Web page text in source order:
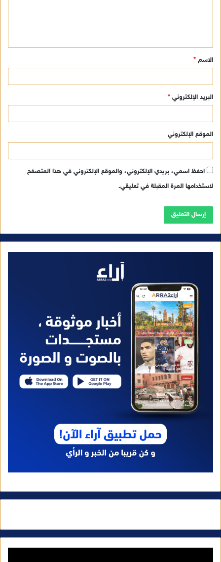
ق
*
الاسم *
البريد الإلكتروني *
الموقع الإلكتروني
احفظ اسمي، بريدي الإلكتروني، والموقع الإلكتروني في هذا المتصفح
لاستخدامها المرة المقبلة في تعليقي.